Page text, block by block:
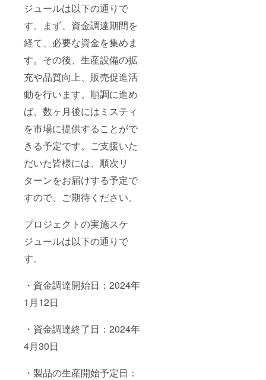
ジュールは以下の通りで
す。まず、資金調達期間を
経て、必要な資金を集めま
す。その後、生産設備の拡
充や品質向上、販売促進活
動を行います。順調に進め
ば、数ヶ月後にはミスティ
を市場に提供することがで
きる予定です。ご支援いた
だいた皆様には、順次リ
ターンをお届けする予定で
すので、ご期待ください。
プロジェクトの実施スケ
ジュールは以下の通りで
す。
・資金調達開始日：2024年
1月12日
・資金調達終了日：2024年
4月30日
・製品の生産開始予定日：